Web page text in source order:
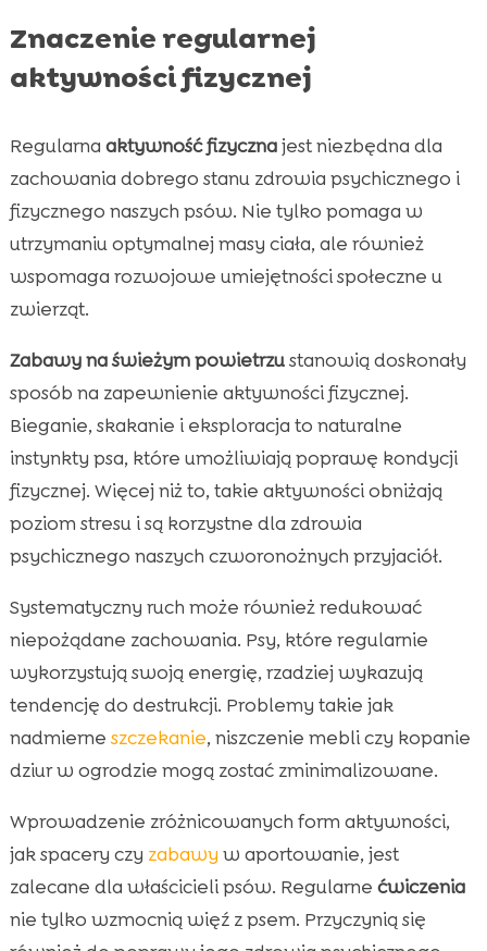
Znaczenie regularnej
aktywności fizycznej
Regularna aktywność fizycznajest niezbędna dla
zachowania dobrego stanu zdrowia psychicznego i
fizycznego naszych psów. Nie tylko pomaga w
utrzymaniu optymalnej masy ciała, ale również
wspomaga rozwojowe umiejętności społeczne u
zwierząt.
Zabawy na świeżym powietrzustanowią doskonały
sposób na zapewnienie aktywności fizycznej.
Bieganie, skakanie i eksploracja to naturalne
instynkty psa, które umożliwiają poprawę kondycji
fizycznej. Więcej niż to, takie aktywności obniżają
poziom stresu i są korzystne dla zdrowia
psychicznego naszych czworonożnych przyjaciół.
Systematyczny ruch może również redukować
niepożądane zachowania. Psy, które regularnie
wykorzystują swoją energię, rzadziej wykazują
tendencję do destrukcji. Problemy takie jak
nadmierne szczekanie, niszczenie mebli czy kopanie
dziur w ogrodzie mogą zostać zminimalizowane.
Wprowadzenie zróżnicowanych form aktywności,
jak spacery czy zabawy w aportowanie, jest
zalecane dla właścicieli psów. Regularne ćwiczenia
nie tylko wzmocnią więź z psem. Przyczynią się